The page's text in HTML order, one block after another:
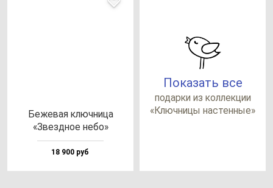
Беже­вая ключ­ни­ца
«Звез­дное не­бо»
18 900 руб
Показать все
по­дар­ки из кол­лек­ции
«Ключ­ни­цы нас­тен­ные»